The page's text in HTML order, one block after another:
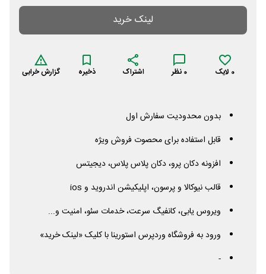
لینک خرید
0 لایک 0 نظر اشتراک ذخیره گزارش خرابی
بدون محدودیت سفارش اول
قابل استفاده برای محصوت فروش ویژه
افزونه دکان پرو، دکان پلاس پلاس، دیجیتس
قالب نیوکالا و پرسون، اپلیکیشن اندروید و ios
ویروس یابی، کانفیگ سرعت، خدمات سئو، امنیت و...
ورود به فروشگاه وردپرس استورینا با کلیک «لینک خرید»
-